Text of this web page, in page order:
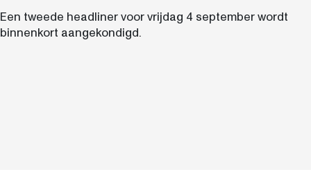
Een tweede headliner voor vrijdag 4 september wordt
binnenkort aangekondigd.